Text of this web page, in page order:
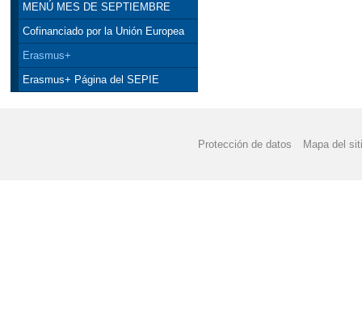
MENÚ MES DE SEPTIEMBRE
Cofinanciado por la Unión Europea
Erasmus+
Erasmus+ Página del SEPIE
Protección de datos Mapa del